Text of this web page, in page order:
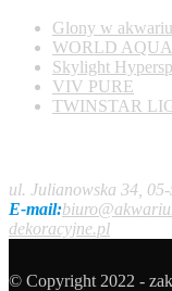
Glony w
WORLD
Skylight
VIV PURE
TWINSTAR
ul. Julianowska 34,
E-mail:
dekoracyjne.pl
© Copyright 2022 -